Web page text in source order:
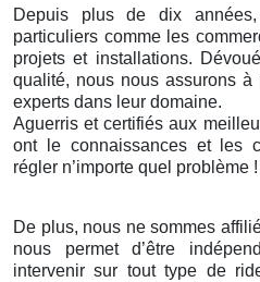
Depuis plus de dix
particuliers comme les
projets et installations.
qualité, nous nous assurons
experts dans leur domaine.
Aguerris et certifiés aux
ont le connaissances et les
régler n’importe quel problème !
De plus, nous ne sommes
nous permet d’être
intervenir sur tout type de